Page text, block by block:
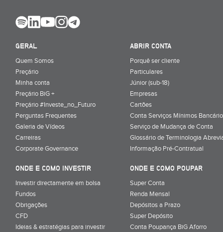
GERAL
Quem Somos
Preçário
Minha conta
Preçário BiG +
Preçário #Investe_no_Futuro
Perguntas Frequentes
Galeria de Vídeos
Carreiras
Corporate Governance
ABRIR CONTA
Porquê ser cliente
Particulares
Júnior (sub-18)
Empresas
Cartões
Conta Serviços Mínimos
Serviço de Mudança de Conta
Glossário de Terminologia
Informação Pré-Contratual
ONDE E COMO INVESTIR
Investir directamente em bolsa
Fundos
Obrigações
CFD
Ideias & estratégias para investir
ONDE E COMO POUPAR
Super Conta
Renda Mensal
Depósitos a Prazo
Super Depósito
Conta Poupança BiG Aforro